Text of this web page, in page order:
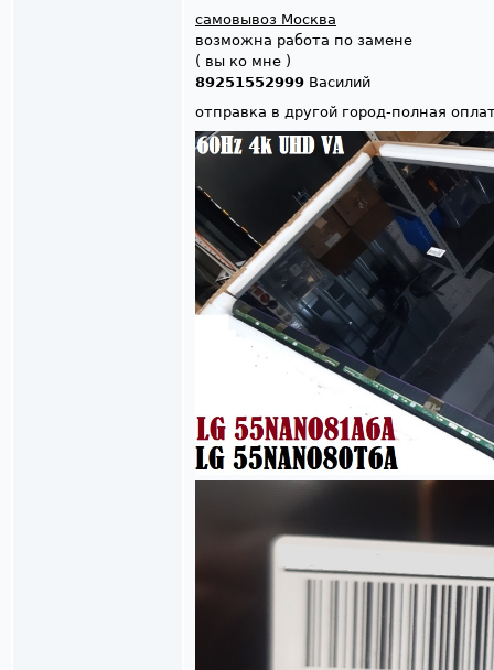
самовывоз Москва
возможна работа по замене
( вы ко мне )
89251552999 Василий
отправка в другой город-полная